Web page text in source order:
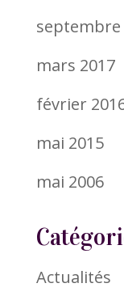
septembre
mars 2017
février
mai 2015
mai 2006
Actualités